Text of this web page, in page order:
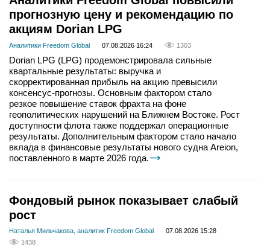
прогнозную цену и рекомендацию по
акциям Dorian LPG
Аналитики Freedom Global 07.08.2026 16:24 1303
Dorian LPG (LPG) продемонстрировала сильные
квартальные результаты: выручка и
скорректированная прибыль на акцию превысили
консенсус-прогнозы. Основным фактором стало
резкое повышение ставок фрахта на фоне
геополитических нарушений на Ближнем Востоке. Рост
доступности флота также поддержал операционные
результаты. Дополнительным фактором стало начало
вклада в финансовые результаты нового судна Areion,
поставленного в марте 2026 года.
Фондовый рынок показывает слабый
рост
Наталья Мильчакова, аналитик Freedom Global
07.08.2026 15:28
1438